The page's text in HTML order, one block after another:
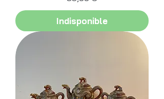
Indisponible